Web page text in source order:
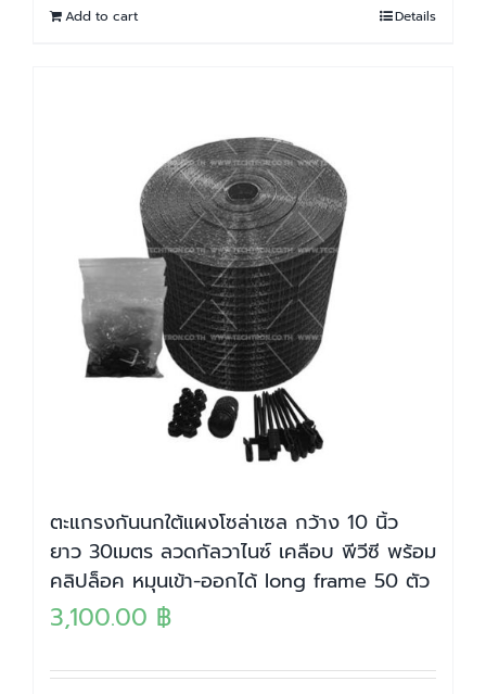
Add to cart Details
ตะแกรงกันนกใต้แผงโซล่าเซล กว้าง 10 นิ้ว
ยาว 30เมตร ลวดกัลวาไนซ์ เคลือบ พีวีซี พร้อม
คลิปล็อค หมุนเข้า-ออกได้ long frame 50 ตัว
3,100.00 ฿